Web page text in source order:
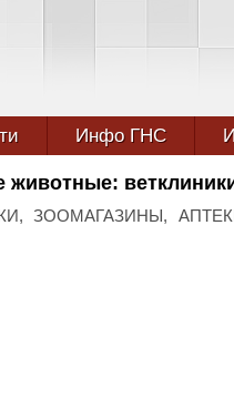
Инфо ГНС
АПТЕКИ,